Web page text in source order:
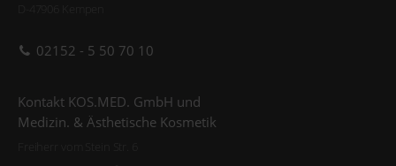
02152 - 5 50 70 10
Kontakt KOS.MED. GmbH und
Medizin. & Ästhetische Kosmetik